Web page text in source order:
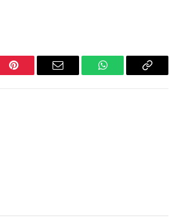
Pinterest Email WhatsAppCopy